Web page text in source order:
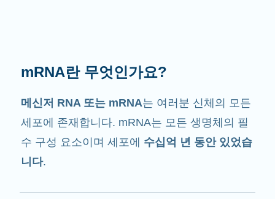
mRNA는 무슨 일을 할까요?
그 이름에서 암시하는 것처럼 mRNA는전달자
입니다. mRNA는 단백질을 만드는데 도움을 주
는 세포 내 다른 구성 요소와 상호작용합니다.